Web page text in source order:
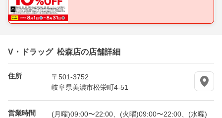
V・ドラッグ 松森店の店舗詳細
住所
〒501-3752
岐阜県美濃市松栄町4-51
営業時間
(月曜)09:00〜22:00、(火曜)09:00〜22:00、(水曜)